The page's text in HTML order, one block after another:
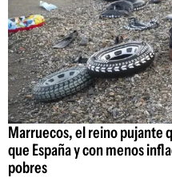
Marruecos, el reino pujante
que España y con menos
pobres